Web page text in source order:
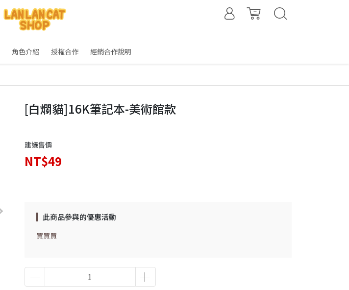
角色介紹 授權合作 經銷合作說明
[白爛貓]16K筆記本-美術館款
建議售價
NT$49
此商品參與的優惠活動
買買買